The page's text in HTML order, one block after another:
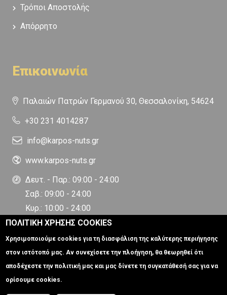
Τρόποι Αποστολής
Απόρρητο
Επικοινωνία
Παλαιών Πατρών Γερμανού 30, Θεσσαλονίκη, 54624
+30 231 4014287
info@karpos-nuts.gr
www.karpos-nuts.gr
Δευτ. - Παρ.: 09:00 - 24:00
Σαβ.: 09:00 - 24:00
Κυρ.: 10:00 - 24:00
ΠΟΛΙΤΙΚΗ ΧΡΗΣΗΣ COOKIES
Χρησιμοποιούμε cookies για τη διασφάλιση της καλύτερης περιήγησης
στον ιστότοπό μας. Αν συνεχίσετε την πλοήγηση, θα θεωρηθεί ότι
αποδέχεστε την πολιτική μας και μας δίνετε τη συγκατάθεσή σας για να
ορίσουμε cookies.